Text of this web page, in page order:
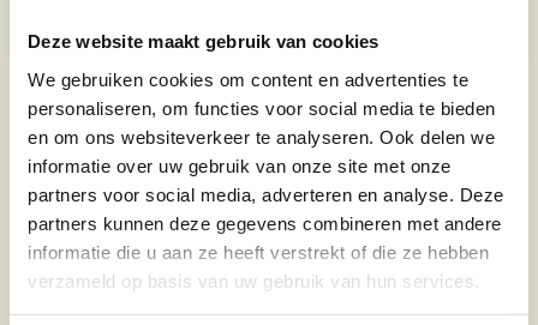
Deze website maakt gebruik van cookies
We gebruiken cookies om content en advertenties te
personaliseren, om functies voor social media te bieden
en om ons websiteverkeer te analyseren. Ook delen we
informatie over uw gebruik van onze site met onze
partners voor social media, adverteren en analyse. Deze
partners kunnen deze gegevens combineren met andere
informatie die u aan ze heeft verstrekt of die ze hebben
verzameld op basis van uw gebruik van hun services.
Beoordeel dit recept
Je moet ingelogd zijn om een beoordeling achter te laten.
RECEPTINFORMATIE
Voorbereidingstijd: